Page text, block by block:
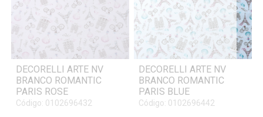
DECORELLI ARTE NV
BRANCO ROMANTIC
PARIS ROSE
Código: 0102696432
DECORELLI ARTE NV
BRANCO ROMANTIC
PARIS BLUE
Código: 0102696442